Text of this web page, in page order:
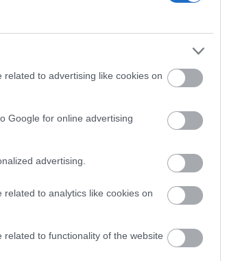
to advertising like cookies on
Google for online advertising
advertising.
to analytics like cookies on
to functionality of the website